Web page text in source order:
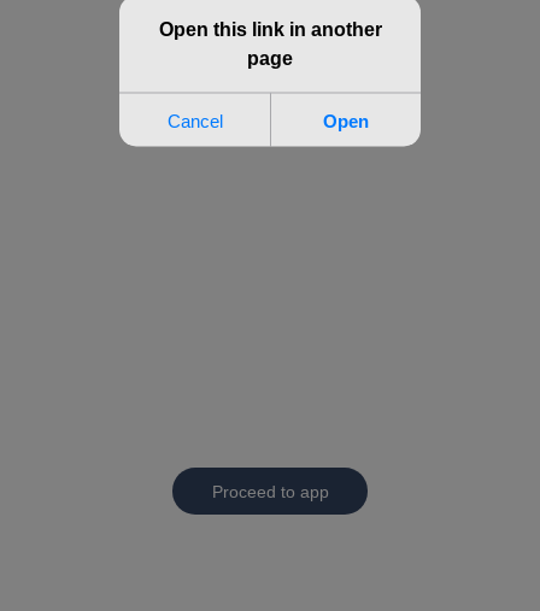
Proceed to app